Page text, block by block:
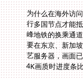
为什么在海外访
行多国节点才能
峰地铁的换乘通
要在东京、新加
艺服务器，画面
4K画质时进度条